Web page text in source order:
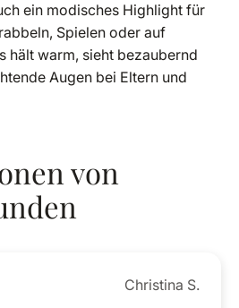
ein modisches Highlight für
Spielen oder auf
hält warm, sieht bezaubernd
Augen bei Eltern und
von
Christina S.